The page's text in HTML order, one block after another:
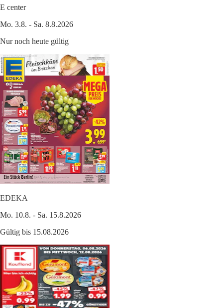
E center
Mo. 3.8. - Sa. 8.8.2026
Nur noch heute gültig
EDEKA
Mo. 10.8. - Sa. 15.8.2026
Gültig bis 15.08.2026